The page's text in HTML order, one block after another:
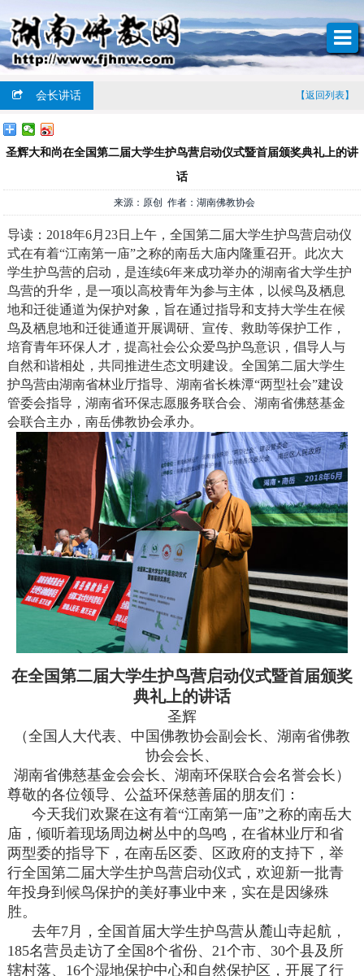
会长讲话 【返回列表】
圣辉大和尚在全国第二届大学生护鸟营启动仪式暨首届颁奖典礼上的讲
话
来源：原创 作者：湖南佛教协会
导读：2018年6月23日上午，全国第二届大学生护鸟营启动仪
式在有着“江南第一庙”之称的南岳大庙内隆重召开。此次大
学生护鸟营的启动，是连续6年来成功举办的湖南省大学生护
鸟营的升华，是一项以高校青年为参与主体，以候鸟及栖息
地和迁徙通道为保护对象，旨在通过指导和支持大学生在候
鸟及栖息地和迁徙通道开展调研、宣传、救助等保护工作，
培育青年环保人才，提高社会公众爱鸟护鸟意识，倡导人与
自然和谐相处，共同推进生态文明建设。全国第二届大学生
护鸟营由湖南省林业厅指导、湖南省长株潭“两型社会”建设
管委会指导，湖南省环保志愿服务联合会、湖南省佛慈基金
会联合主办，南岳佛教协会承办。
在全国第二届大学生护鸟营启动仪式暨首届颁奖
典礼上的讲话
圣辉
（全国人大代表、中国佛教协会副会长、湖南省佛教
协会会长、
湖南省佛慈基金会会长、湖南环保联合会名誉会长）
尊敬的各位领导、公益环保慈善届的朋友们：
今天我们欢聚在这有着“江南第一庙”之称的南岳大
庙，倾听着现场周边树丛中的鸟鸣，在省林业厅和省
两型委的指导下，在南岳区委、区政府的支持下，举
行全国第二届大学生护鸟营启动仪式，欢迎新一批青
年投身到候鸟保护的美好事业中来，实在是因缘殊
胜。
去年7月，全国首届大学生护鸟营从麓山寺起航，
185名营员走访了全国8个省份、21个市、30个县及所
辖村落、16个湿地保护中心和自然保护区，开展了行